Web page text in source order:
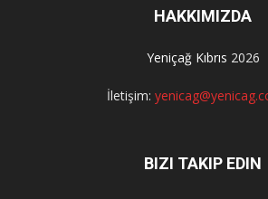
HAKKIMIZDA
Yeniçağ Kıbrıs 2026
İletişim:
BIZI TAKIP EDIN